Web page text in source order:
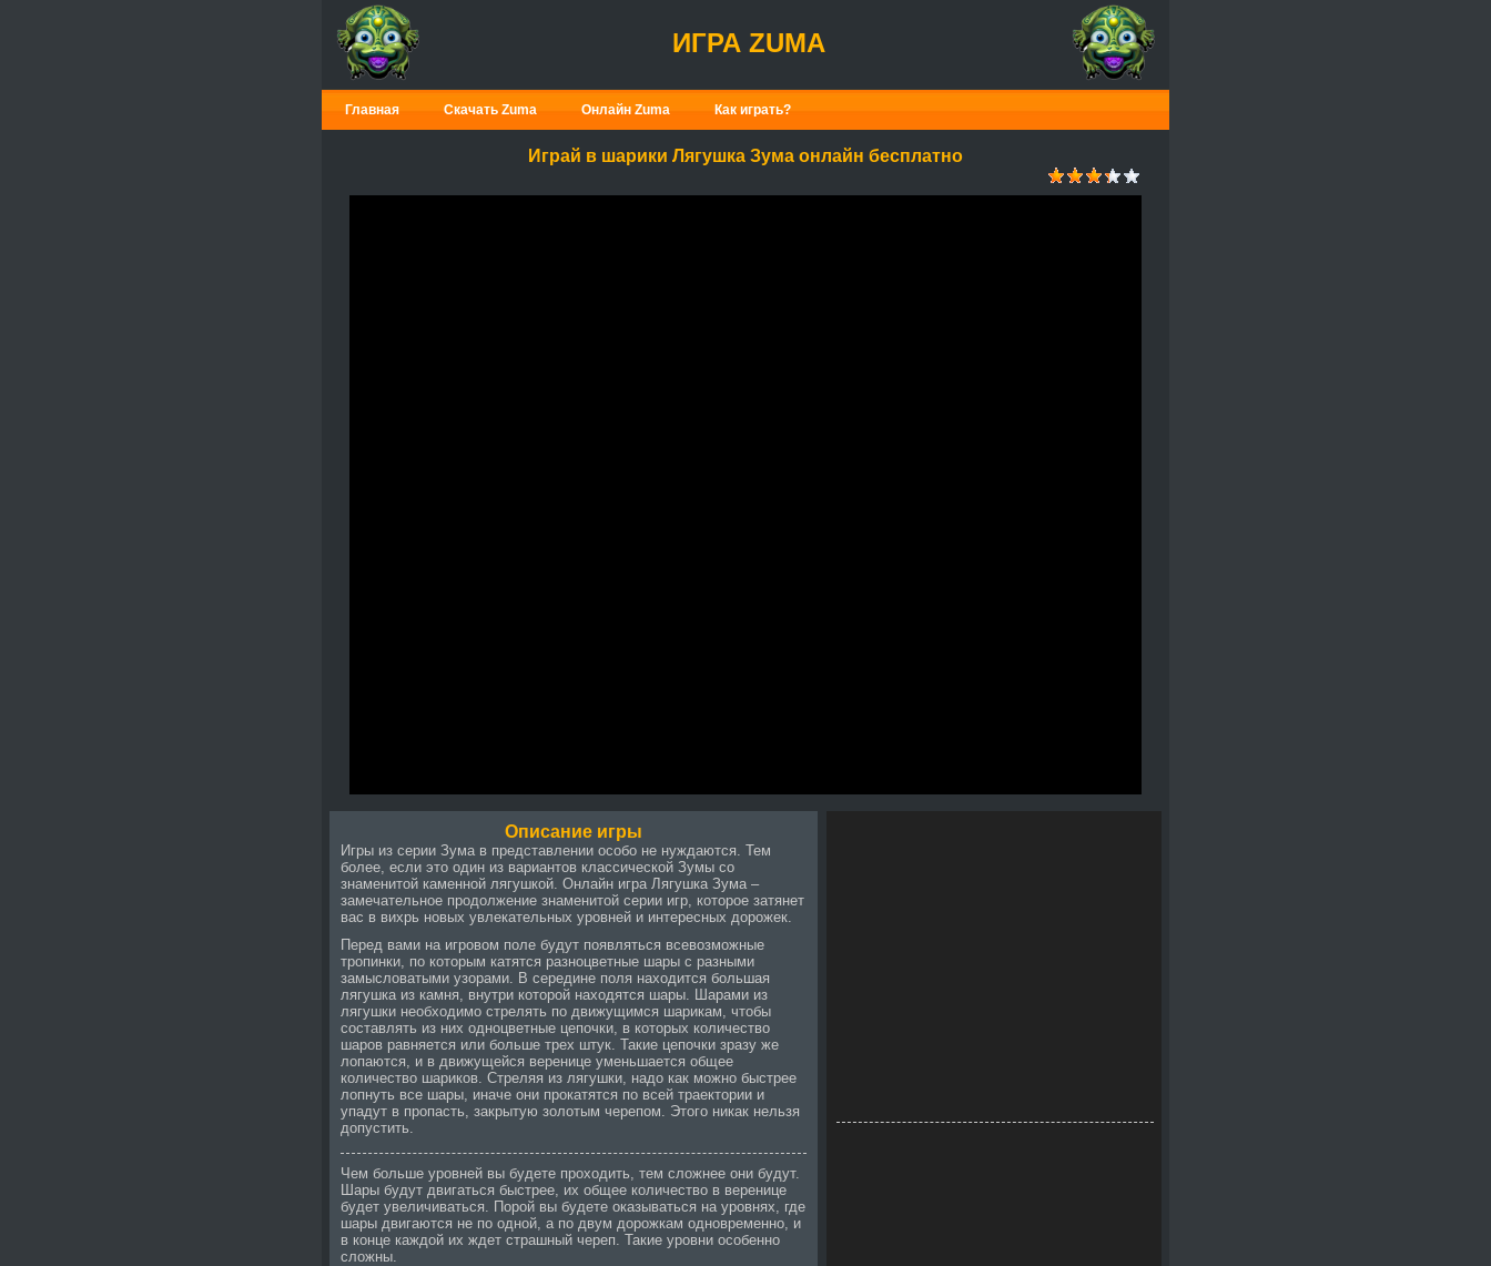
ИГРА ZUMA
Главная Скачать Zuma Онлайн Zuma Как играть?
Играй в шарики Лягушка Зума онлайн бесплатно
Описание игры
Игры из серии Зума в представлении особо не нуждаются. Тем
более, если это один из вариантов классической Зумы со
знаменитой каменной лягушкой. Онлайн игра Лягушка Зума –
замечательное продолжение знаменитой серии игр, которое затянет
вас в вихрь новых увлекательных уровней и интересных дорожек.
Перед вами на игровом поле будут появляться всевозможные
тропинки, по которым катятся разноцветные шары с разными
замысловатыми узорами. В середине поля находится большая
лягушка из камня, внутри которой находятся шары. Шарами из
лягушки необходимо стрелять по движущимся шарикам, чтобы
составлять из них одноцветные цепочки, в которых количество
шаров равняется или больше трех штук. Такие цепочки зразу же
лопаются, и в движущейся веренице уменьшается общее
количество шариков. Стреляя из лягушки, надо как можно быстрее
лопнуть все шары, иначе они прокатятся по всей траектории и
упадут в пропасть, закрытую золотым черепом. Этого никак нельзя
допустить.
Чем больше уровней вы будете проходить, тем сложнее они будут.
Шары будут двигаться быстрее, их общее количество в веренице
будет увеличиваться. Порой вы будете оказываться на уровнях, где
шары двигаются не по одной, а по двум дорожкам одновременно, и
в конце каждой их ждет страшный череп. Такие уровни особенно
сложны.